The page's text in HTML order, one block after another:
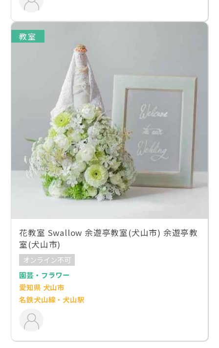
教室
花教室 Swallow 余遊亭教室(犬山市) 余遊亭教
室(犬山市)
オンライン不可
園芸・フラワー
愛知県 犬山市
名鉄犬山線・犬山駅